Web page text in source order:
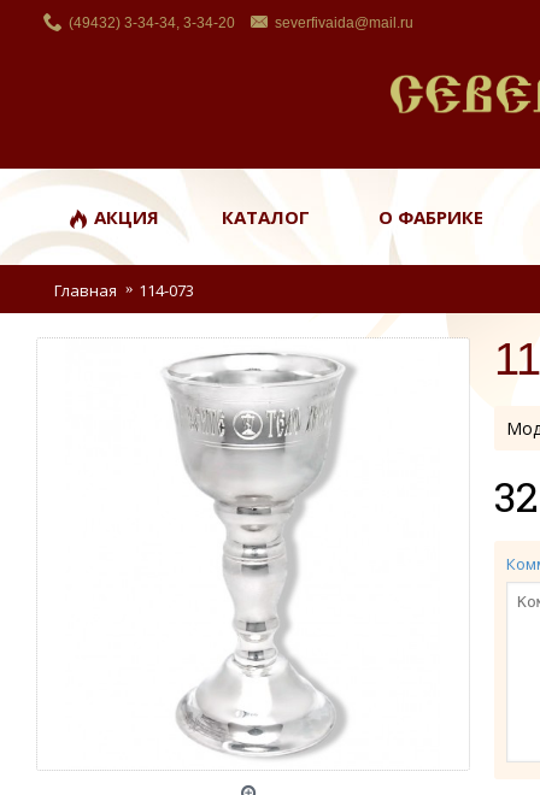
(49432) 3-34-34, 3-34-20 severfivaida@mail.ru
АКЦИЯ КАТАЛОГ О ФАБРИКЕ
Главная 114-073